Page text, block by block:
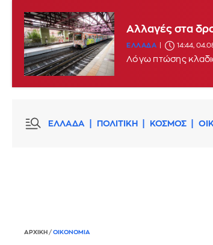
Φωτιά στο
Αλλαγές στα
ΕΛΛΑΔΑ 14:44,
Λόγω πτώσης
ΕΛΛΑΔΑ ΠΟΛΙΤΙΚΗ ΚΟΣΜΟΣ
ΑΡΧΙΚΗ / ΟΙΚΟΝΟΜΙΑ